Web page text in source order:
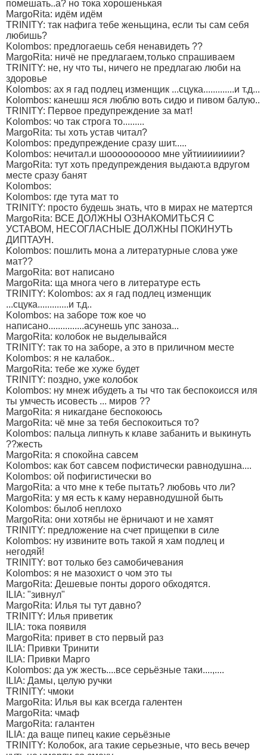
помешать..а? но тока хорошенькая
MargoRita: идём идём
TRINITY: так нафига тебе женьщина, если ты сам себя
любишь?
Kolombos: предлогаешь себя ненавидеть ??
MargoRita: ничё не предлагаем,только спрашиваем
TRINITY: не, ну что ты, ничего не предлагаю люби на
здоровье
Kolombos: ах я гад подлец изменщик ...сцука.............и т.д...
Kolombos: канешш яся люблю воть сидю и пивом балую..
TRINITY: Первое предупреждение за мат!
Kolombos: чо так строга то.........
MargoRita: ты хоть устав читал?
Kolombos: предупреждение сразу шит.....
Kolombos: нечитал.и шоооооооооо мне уйтииииииии?
MargoRita: тут хоть предупреждения выдают.а вдругом
месте сразу банят
Kolombos:
Kolombos: где тута мат то
TRINITY: просто будешь знать, что в мирах не матертся
MargoRita: ВСЕ ДОЛЖНЫ ОЗНАКОМИТЬСЯ С
УСТАВОМ, НЕСОГЛАСНЫЕ ДОЛЖНЫ ПОКИНУТЬ
ДИПТАУН.
Kolombos: пошлить мона а литературные слова уже
мат??
MargoRita: вот написано
MargoRita: ща многа чего в литературе есть
TRINITY: Kolombos: ах я гад подлец изменщик
...сцука.............и т.д..
Kolombos: на заборе тож кое чо
написано...............асунешь упс заноза...
MargoRita: колобок не выделывайся
TRINITY: так то на заборе, а это в приличном месте
Kolombos: я не калабок..
MargoRita: тебе же хуже будет
TRINITY: поздно, уже колобок
Kolombos: ну мнеж ибудеть а ты что так беспокоисся иля
ты умчесть исовесть ... миров ??
MargoRita: я никагдане беспокоюсь
MargoRita: чё мне за тебя беспокоиться то?
Kolombos: пальца липнуть к клаве забанить и выкинуть
??жесть
MargoRita: я спокойна савсем
Kolombos: как бот савсем пофистически равнодушна....
Kolombos: ой пофигистически во
MargoRita: а что мне к тебе пытать? любовь что ли?
MargoRita: у мя есть к каму неравнодушной быть
Kolombos: былоб неплохо
MargoRita: они хотябы не ёрничают и не хамят
TRINITY: предложение на счет прищепки в силе
Kolombos: ну извините воть такой я хам подлец и
негодяй!
TRINITY: вот только без самобичевания
Kolombos: я не мазохист о чом это ты
MargoRita: Дешевые понты дорого обходятся.
ILIA: "зивнул"
MargoRita: Илья ты тут давно?
TRINITY: Илья приветик
ILIA: тока появиля
MargoRita: привет в сто первый раз
ILIA: Привки Тринити
ILIA: Привки Марго
Kolombos: да уж жесть....все серьёзные таки....,....
ILIA: Дамы, целую ручки
TRINITY: чмоки
MargoRita: Илья вы как всегда галентен
MargoRita: чмаф
MargoRita: галантен
ILIA: да ваще пипец какие серьёзные
TRINITY: Колобок, ага такие серьезные, что весь вечер